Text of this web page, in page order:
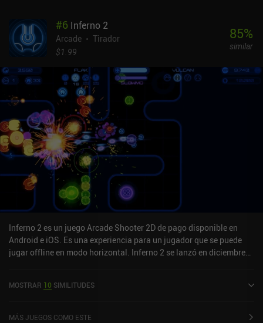
#6 Inferno 2
Arcade
Tirador
$1.99
85%
similar
Inferno 2 es un juego Arcade Shooter 2D de pago disponible en
Android e iOS. Es una experiencia para un jugador que se puede
jugar offline en modo horizontal. Inferno 2 se lanzó en diciembre
MOSTRAR 10 SIMILITUDES
MÁS JUEGOS COMO ESTE